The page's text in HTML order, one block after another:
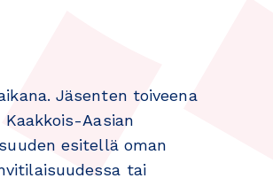
Jäsenten toiveena
Aasian
esitellä oman
tai